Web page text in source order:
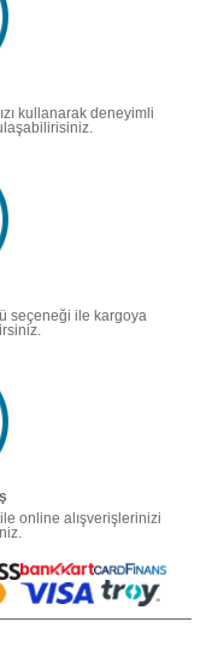
kullanarak deneyimli
seçeneği ile kargoya
online alışverişlerinizi